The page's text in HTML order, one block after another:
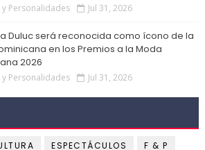
y Personalidades Jul 31, 2026
Duluc será reconocida como ícono de la
en los Premios a la Moda
2026
y Personalidades Jul 31, 2026
ESPECTÁCULOS
F & P